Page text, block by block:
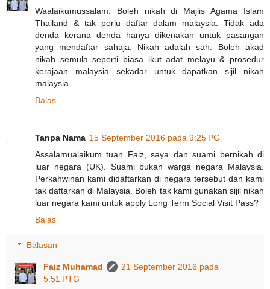
Waalaikumussalam. Boleh nikah di Majlis Agama Islam
Thailand & tak perlu daftar dalam malaysia. Tidak ada
denda kerana denda hanya dikenakan untuk pasangan
yang mendaftar sahaja. Nikah adalah sah. Boleh akad
nikah semula seperti biasa ikut adat melayu & prosedur
kerajaan malaysia sekadar untuk dapatkan sijil nikah
malaysia.
Balas
Tanpa Nama 15 September 2016 pada 9:25 PG
Assalamualaikum tuan Faiz, saya dan suami bernikah di
luar negara (UK). Suami bukan warga negara Malaysia.
Perkahwinan kami didaftarkan di negara tersebut dan kami
tak daftarkan di Malaysia. Boleh tak kami gunakan sijil nikah
luar negara kami untuk apply Long Term Social Visit Pass?
Balas
Balasan
Faiz Muhamad
21 September 2016 pada
5:51 PTG